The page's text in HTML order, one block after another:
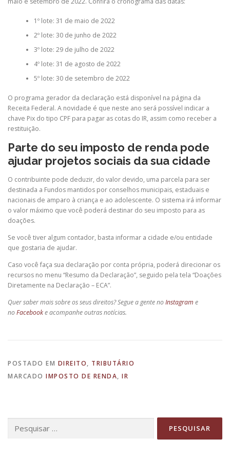
1º lote: 31 de maio de 2022
2º lote: 30 de junho de 2022
3º lote: 29 de julho de 2022
4º lote: 31 de agosto de 2022
5º lote: 30 de setembro de 2022
O programa gerador da declaração está disponível na página da
Receita Federal. A novidade é que neste ano será possível indicar a
chave Pix do tipo CPF para pagar as cotas do IR, assim como receber a
restituição.
Parte do seu imposto de renda pode
ajudar projetos sociais da sua cidade
O contribuinte pode deduzir, do valor devido, uma parcela para ser
destinada a Fundos mantidos por conselhos municipais, estaduais e
nacionais de amparo à criança e ao adolescente. O sistema irá informar
o valor máximo que você poderá destinar do seu imposto para as
doações.
Se você tiver algum contador, basta informar a cidade e/ou entidade
que gostaria de ajudar.
Caso você faça sua declaração por conta própria, poderá direcionar os
recursos no menu “Resumo da Declaração”, seguido pela tela “Doações
Diretamente na Declaração – ECA”.
Quer saber mais sobre os seus direitos? Segue a gente noInstagram e
noFacebooke acompanhe outras notícias.
POSTADO EM DIREITO, TRIBUTÁRIO
MARCADO IMPOSTO DE RENDA, IR